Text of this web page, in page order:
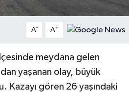
A- A+
meydana gelen
yaşanan olay, büyük
Kazayı gören 26 yaşındaki